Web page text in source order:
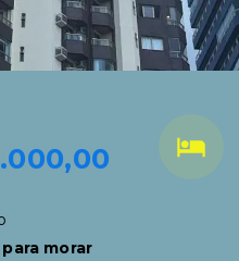
morar